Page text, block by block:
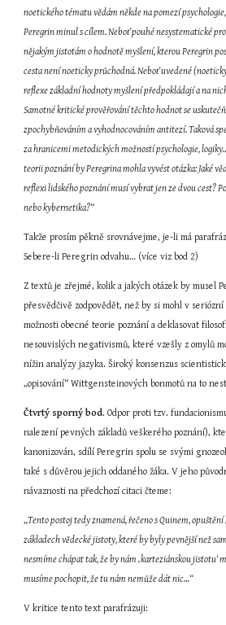
noetického tématu vědám někde na pomezí
Peregrin minul s cílem. Neboť pouhé nesystematické
nějakým jistotám o hodnotě myšlení, kterou Peregrin
cesta není noeticky průchodná. Neboť uvedené
reflexe základní hodnoty myšlení předpokládají a na
Samotné kritické prověřování těchto hodnot se
zpochybňováním a vyhodnocováním antitezí. Taková
za hranicemi metodických možností psychologie,
teorii poznání by Peregrina mohla vyvést otázka: Jaké
reflexi lidského poznání musí vybrat jen ze dvou cest?
nebo kybernetika?“
Takže prosím pěkně srovnávejme, je-li má
Sebere-li Peregrin odvahu… (více viz bod 2)
Z textů je zřejmé, kolik a jakých otázek by musel
přesvědčivě zodpovědět, než by si mohl v
možnosti obecné teorie poznání a deklasovat
nesouvislých negativismů, které vzešly z omylů
nížin analýzy jazyka. Široký konsenzus
„opisování“ Wittgensteinových bonmotů na to
Čtvrtý sporný bod. Odpor proti tzv.
nalezení pevných základů veškerého poznání),
kanonizován, sdílí Peregrin spolu se svými
také s důvěrou jejich oddaného žáka. V jeho
návaznosti na předchozí citaci čteme:
„Tento postoj tedy znamená, řečeno s Quinem, opuštění
základech vědecké jistoty, které by byly pevnější než
nesmíme chápat tak, že by nám ‚karteziánskou jistotu‘
musíme pochopit, že tu nám nemůže dát nic…“
V kritice tento text parafrázuji: